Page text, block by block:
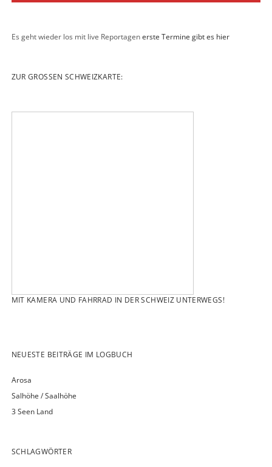
Es geht wieder los mit live Reportagenerste Termine gibt es hier
ZUR GROSSEN SCHWEIZKARTE:
MIT KAMERA UND FAHRRAD IN DER SCHWEIZ UNTERWEGS!
NEUESTE BEITRÄGE IM LOGBUCH
Arosa
Salhöhe / Saalhöhe
3 Seen Land
SCHLAGWÖRTER